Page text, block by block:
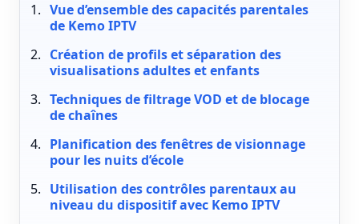
Vue d’ensemble des capacités parentales
de Kemo IPTV
Création de profils et séparation des
visualisations adultes et enfants
Techniques de filtrage VOD et de blocage
de chaînes
Planification des fenêtres de visionnage
pour les nuits d’école
Utilisation des contrôles parentaux au
niveau du dispositif avec Kemo IPTV